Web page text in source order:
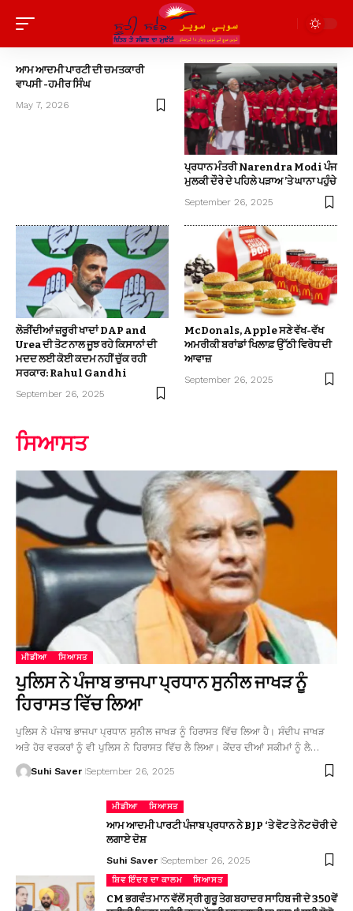
ਆਮ ਆਦਮੀ ਪਾਰਟੀ ਦੀ ਚਮਤਕਾਰੀ
ਵਾਪਸੀ -ਹਮੀਰ ਸਿੰਘ
May 7, 2026
ਪ੍ਰਧਾਨ ਮੰਤਰੀ Narendra Modi ਪੰਜ
ਮੁਲਕੀ ਦੌਰੇ ਦੇ ਪਹਿਲੇ ਪੜਾਅ ’ਤੇ ਘਾਨਾ ਪਹੁੰਚੇ
September 26, 2025
ਲੋੜੀਂਦੀਆਂ ਜ਼ਰੂਰੀ ਖਾਦਾਂ DAP and
Urea ਦੀ ਤੋਟ ਨਾਲ ਜੂਝ ਰਹੇ ਕਿਸਾਨਾਂ ਦੀ
ਮਦਦ ਲਈ ਕੋਈ ਕਦਮ ਨਹੀਂ ਚੁੱਕ ਰਹੀ
ਸਰਕਾਰ: Rahul Gandhi
September 26, 2025
McDonals, Apple ਸਣੇ ਵੱਖ-ਵੱਖ
ਅਮਰੀਕੀ ਬਰਾਂਡਾਂ ਖਿਲਾਫ਼ ਉੱਠੀ ਵਿਰੋਧ ਦੀ
ਆਵਾਜ਼
September 26, 2025
ਸਿਆਸਤ
ਮੀਡੀਆ ਸਿਆਸਤ
ਪੁਲਿਸ ਨੇ ਪੰਜਾਬ ਭਾਜਪਾ ਪ੍ਰਧਾਨ ਸੁਨੀਲ ਜਾਖੜ ਨੂੰ
ਹਿਰਾਸਤ ਵਿੱਚ ਲਿਆ
ਪੁਲਿਸ ਨੇ ਪੰਜਾਬ ਭਾਜਪਾ ਪ੍ਰਧਾਨ ਸੁਨੀਲ ਜਾਖੜ ਨੂੰ ਹਿਰਾਸਤ ਵਿੱਚ ਲਿਆ ਹੈ। ਸੰਦੀਪ ਜਾਖੜ
ਅਤੇ ਹੋਰ ਵਰਕਰਾਂ ਨੂੰ ਵੀ ਪੁਲਿਸ ਨੇ ਹਿਰਾਸਤ ਵਿੱਚ ਲੈ ਲਿਆ। ਕੇਂਦਰ ਦੀਆਂ ਸਕੀਮਾਂ ਨੂੰ ਲੈ…
Suhi Saver September 26, 2025
ਮੀਡੀਆ ਸਿਆਸਤ
ਆਮ ਆਦਮੀ ਪਾਰਟੀ ਪੰਜਾਬ ਪ੍ਰਧਾਨ ਨੇ BJP ‘ਤੇ ਵੋਟ ਤੇ ਨੋਟ ਚੋਰੀ ਦੇ
ਲਗਾਏ ਦੋਸ਼
Suhi Saver September 26, 2025
ਸ਼ਿਵ ਇੰਦਰ ਦਾ ਕਾਲਮ ਸਿਆਸਤ
CM ਭਗਵੰਤ ਮਾਨ ਵੱਲੋਂ ਸ੍ਰੀ ਗੁਰੂ ਤੇਗ ਬਹਾਦਰ ਸਾਹਿਬ ਜੀ ਦੇ 350ਵੇਂ